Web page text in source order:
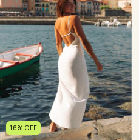
16% OFF